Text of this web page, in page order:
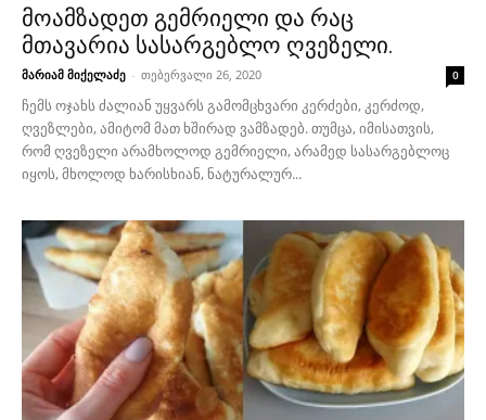
მოამზადეთ გემრიელი და რაც
მთავარია სასარგებლო ღვეზელი.
მარიამ მიქელაძე - თებერვალი 26, 2020 0
ჩემს ოჯახს ძალიან უყვარს გამომცხვარი კერძები, კერძოდ,
ღვეზლები, ამიტომ მათ ხშირად ვამზადებ. თუმცა, იმისათვის,
რომ ღვეზელი არამხოლოდ გემრიელი, არამედ სასარგებლოც
იყოს, მხოლოდ ხარისხიან, ნატურალურ...